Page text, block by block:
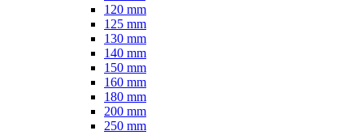
120 mm
125 mm
130 mm
140 mm
150 mm
160 mm
180 mm
200 mm
250 mm